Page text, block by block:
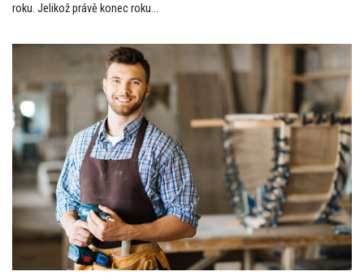
roku. Jelikož právě konec roku...